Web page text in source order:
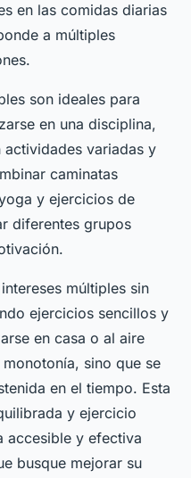
en las comidas diarias
a múltiples
son ideales para
en una disciplina,
actividades variadas y
caminatas
y ejercicios de
diferentes grupos
múltiples sin
ejercicios sencillos y
en casa o al aire
sino que se
en el tiempo. Esta
y ejercicio
accesible y efectiva
busque mejorar su